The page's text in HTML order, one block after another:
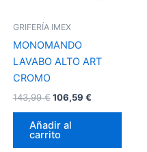
GRIFERÍA IMEX
MONOMANDO
LAVABO ALTO ART
CROMO
143,99€ 106,59 €
Añadir al
carrito